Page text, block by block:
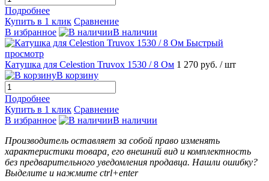
Подробнее
Купить в 1 клик Сравнение
В избранное
В наличии
Быстрый
просмотр
Катушка для Celestion Truvox 1530 / 8 Ом 1 270 руб. / шт
В корзину
Подробнее
Купить в 1 клик Сравнение
В избранное
В наличии
Производитель оставляет за собой право изменять
характеристики товара, его внешний вид и комплектность
без предварительного уведомления продавца. Нашли ошибку?
Выделите и нажмите ctrl+enter